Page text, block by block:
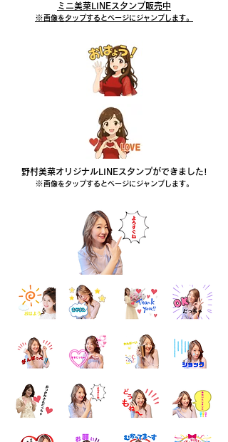
ミニ美菜LINEスタンプ販売中
※​ 画像をタップするとページにジャンプします。
野村美菜オリジナルLINEスタンプができました!
※​ 画像をタップするとページにジャンプします。